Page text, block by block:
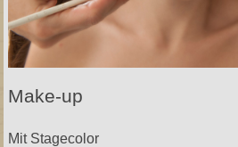
Make-up
Mit Stagecolor